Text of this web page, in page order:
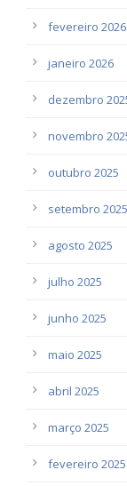
fevereiro 2026
janeiro 2026
dezembro
novembro
outubro 2025
setembro 2025
agosto 2025
julho 2025
junho 2025
maio 2025
abril 2025
março 2025
fevereiro 2025